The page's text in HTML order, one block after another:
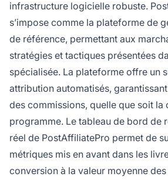
infrastructure logicielle robuste.
s’impose comme la plateforme de
de référence, permettant aux
stratégies et tactiques présentées
spécialisée. La plateforme offre un
attribution automatisés,
des commissions, quelle que soit la
programme. Le tableau de bord de
réel de PostAffiliatePro permet de
métriques mis en avant dans les
conversion à la valeur moyenne